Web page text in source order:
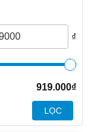
₫
919.000₫
LỌC